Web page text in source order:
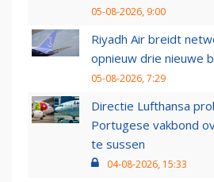
05-08-2026, 9:00
Riyadh Air breidt
opnieuw drie nieuwe
05-08-2026, 7:29
Directie Lufthansa
Portugese vakbond
te sussen
04-08-2026, 15:33